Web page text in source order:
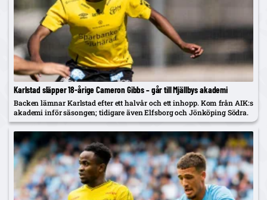
Karlstad släpper 18-årige Cameron Gibbs – går till Mjällbys akademi
Backen lämnar Karlstad efter ett halvår och ett inhopp. Kom från AIK:s
akademi inför säsongen; tidigare även Elfsborg och Jönköping Södra.